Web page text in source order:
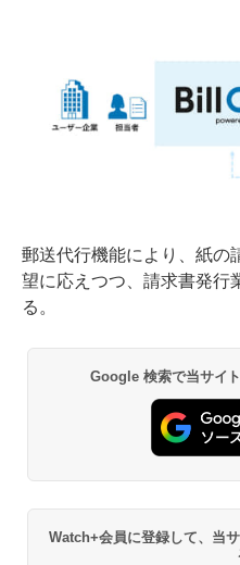
郵送代行機能により、紙の
望に応えつつ、請求書発行
る。
Google 検索で当サイ
Watch+会員に登録して、当